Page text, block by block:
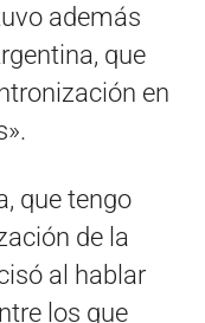
además
que
en
que tengo
de la
al hablar
los que